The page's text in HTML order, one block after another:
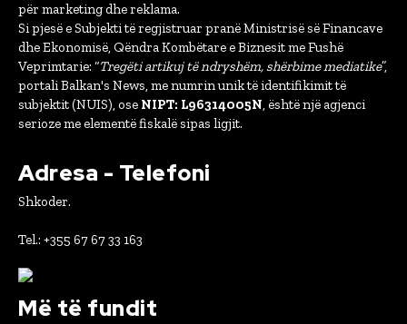
për marketing dhe reklama.
Si pjesë e Subjekti të regjistruar pranë Ministrisë së Financave
dhe Ekonomisë, Qëndra Kombëtare e Biznesit me Fushë
Veprimtarie: “Tregëti artikuj të ndryshëm, shërbime mediatike”,
portali Balkan's News, me numrin unik të identifikimit të
subjektit (NUIS), ose NIPT: L96314005N, është një agjenci
serioze me elementë fiskalë sipas ligjit.
Adresa - Telefoni
Shkoder.
Tel.: +355 67 67 33 163
Më të fundit